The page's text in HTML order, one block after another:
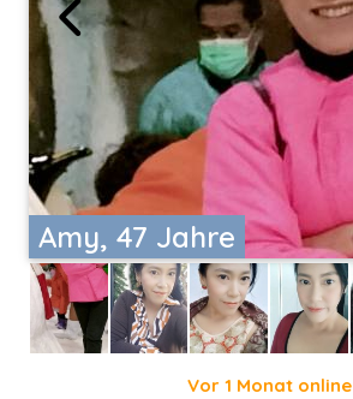
Amy, 47 Jahre
Vor 1 Monat online